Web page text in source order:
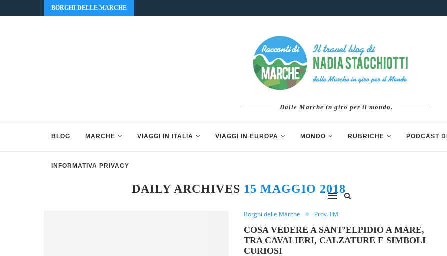
BORGHI DELLE MARCHE
Dalle Marche in giro per il mondo.
BLOG MARCHE VIAGGI IN ITALIA VIAGGI IN EUROPA MONDO RUBRICHE PODCAST
INFORMATIVA PRIVACY
DAILY ARCHIVES 15 MAGGIO 2018
Borghi delle Marche Prov. FM
COSA VEDERE A SANT’ELPIDIO A MARE,
TRA CAVALIERI, CALZATURE E SIMBOLI
CURIOSI